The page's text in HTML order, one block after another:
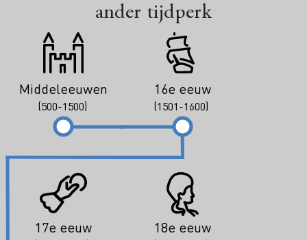
ander tijdperk
Middeleeuwen
(500-1500)
16e eeuw
(1501-1600)
17e eeuw 18e eeuw